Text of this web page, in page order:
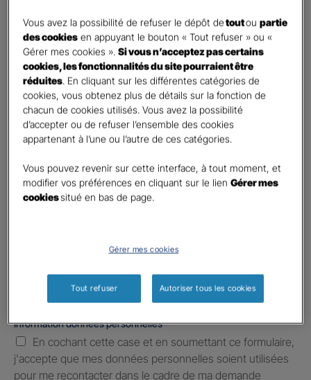
Civilité *
Madame
Monsieur
Contact*
First Last
Téléphone*
United
States
+1
E-mail *
Informations complémentaires (facultatif)
Information données personnelles*
En cochant cette case et en soumettant ce formulaire,
j'accepte que mes données personnelles soient utilisées
pour me recontacter dans le cadre de ma demande
Vous avez la possibilité de refuser le dépôt detoutoupartie
des cookies en appuyant le bouton « Tout refuser » ou «
Gérer mes cookies ».Si vous n’acceptez pas certains
cookies, les fonctionnalités du site pourraient être
réduites. En cliquant sur les différentes catégories de
cookies, vous obtenez plus de détails sur la fonction de
chacun de cookies utilisés. Vous avez la possibilité
d’accepter ou de refuser l’ensemble des cookies
appartenant à l’une ou l’autre de ces catégories.
Vous pouvez revenir sur cette interface, à tout moment, et
modifier vos préférences en cliquant sur le lienGérer mes
cookiessitué en bas de page.
Gérer mes cookies
Tout refuser Autoriser tous les cookies